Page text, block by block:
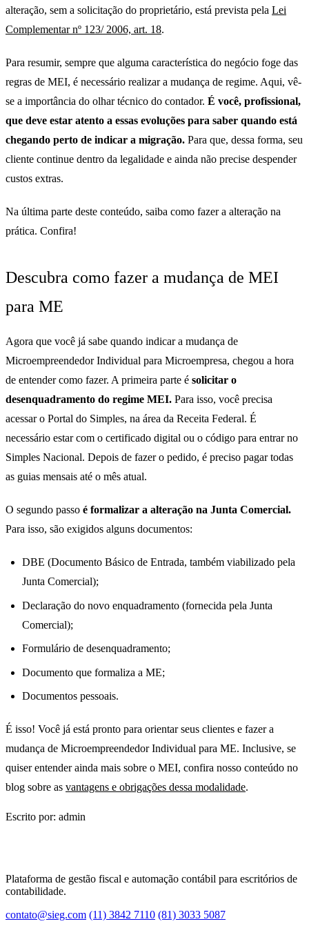
alteração, sem a solicitação do proprietário, está prevista pela Lei
Complementar nº 123/ 2006, art. 18.
Para resumir, sempre que alguma característica do negócio foge das
regras de MEI, é necessário realizar a mudança de regime. Aqui, vê-
se a importância do olhar técnico do contador. É você, profissional,
que deve estar atento a essas evoluções para saber quando está
chegando perto de indicar a migração. Para que, dessa forma, seu
cliente continue dentro da legalidade e ainda não precise despender
custos extras.
Na última parte deste conteúdo, saiba como fazer a alteração na
prática. Confira!
Descubra como fazer a mudança de MEI
para ME
Agora que você já sabe quando indicar a mudança de
Microempreendedor Individual para Microempresa, chegou a hora
de entender como fazer. A primeira parte é solicitar o
desenquadramento do regime MEI. Para isso, você precisa
acessar o Portal do Simples, na área da Receita Federal. É
necessário estar com o certificado digital ou o código para entrar no
Simples Nacional. Depois de fazer o pedido, é preciso pagar todas
as guias mensais até o mês atual.
O segundo passo é formalizar a alteração na Junta Comercial.
Para isso, são exigidos alguns documentos:
DBE (Documento Básico de Entrada, também viabilizado pela
Junta Comercial);
Declaração do novo enquadramento (fornecida pela Junta
Comercial);
Formulário de desenquadramento;
Documento que formaliza a ME;
Documentos pessoais.
É isso! Você já está pronto para orientar seus clientes e fazer a
mudança de Microempreendedor Individual para ME. Inclusive, se
quiser entender ainda mais sobre o MEI, confira nosso conteúdo no
blog sobre as vantagens e obrigações dessa modalidade.
Escrito por: admin
Plataforma de gestão fiscal e automação contábil para escritórios de
contabilidade.
contato@sieg.com (11) 3842 7110 (81) 3033 5087